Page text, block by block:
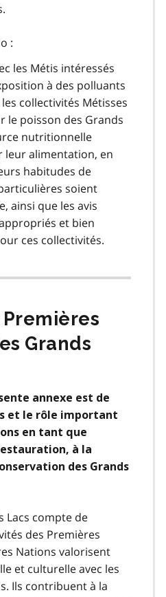
:
les Métis intéressés
à des polluants
collectivités Métisses
le poisson des Grands
nutritionnelle
alimentation, en
habitudes de
soient
ainsi que les avis
et bien
ces collectivités.
Premières
Grands
annexe est de
et le rôle important
en tant que
à la
des Grands
Lacs compte de
des Premières
Nations valorisent
et culturelle avec les
Ils contribuent à la